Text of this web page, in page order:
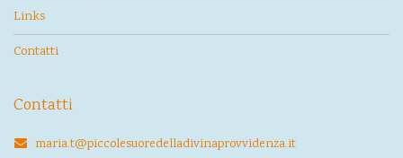
Links
Contatti
Contatti
maria.t@piccolesuoredelladivinaprovvidenza.it